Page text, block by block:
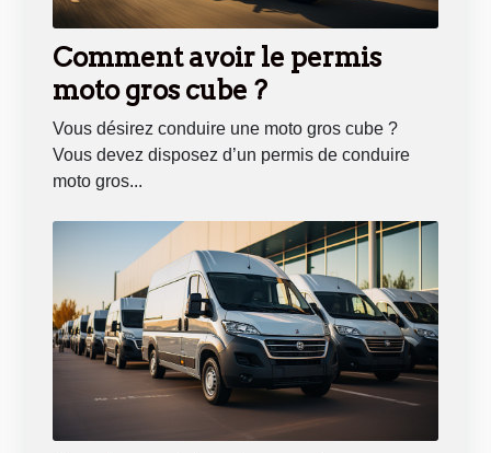
Comment avoir le permis
moto gros cube ?
Vous désirez conduire une moto gros cube ?
Vous devez disposez d’un permis de conduire
moto gros...